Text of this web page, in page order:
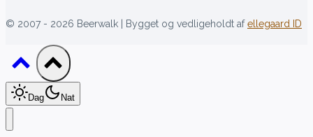
© 2007 - 2026 Beerwalk | Bygget og vedligeholdt afellegaard ID
Dag Nat